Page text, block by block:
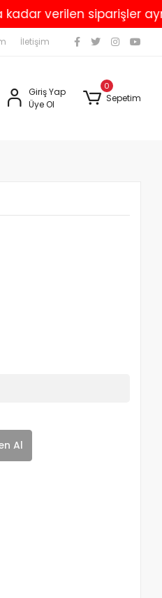
verilen siparişler aynı
İletişim
Giriş Yap
Üye Ol
0
Sepetim
Al